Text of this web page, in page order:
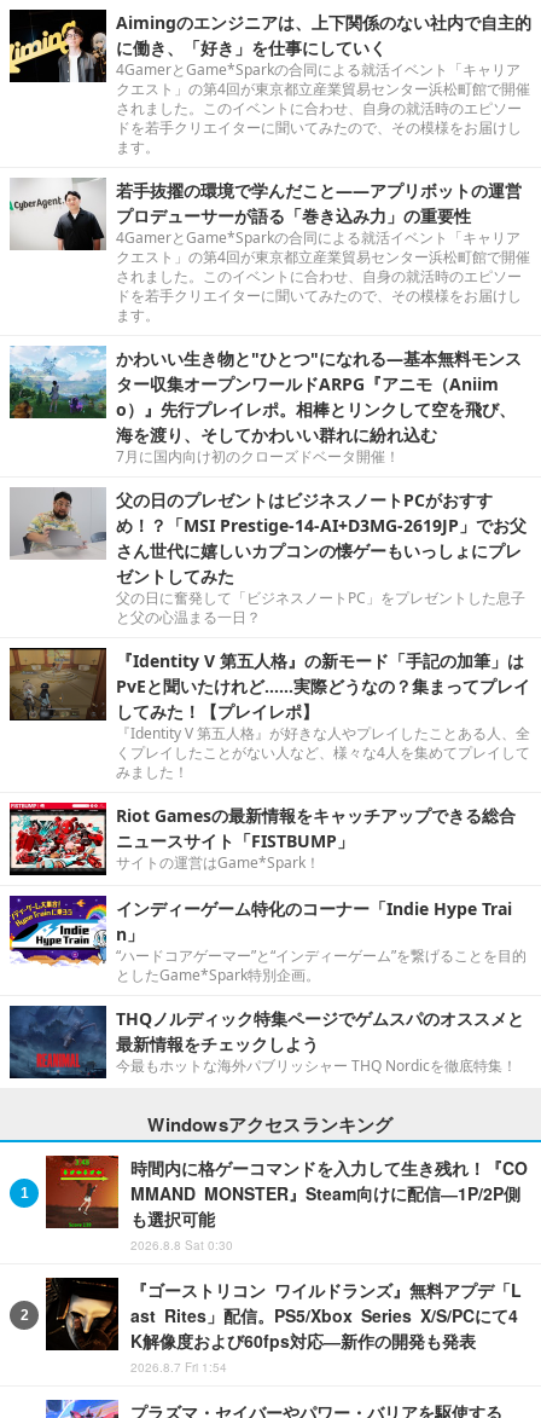
Aimingのエンジニアは、上下関係のない社内で自主的
に働き、「好き」を仕事にしていく
4GamerとGame*Sparkの合同による就活イベント「キャリア
クエスト」の第4回が東京都立産業貿易センター浜松町館で開催
されました。このイベントに合わせ、自身の就活時のエピソー
ドを若手クリエイターに聞いてみたので、その模様をお届けし
ます。
若手抜擢の環境で学んだこと――アプリボットの運営
プロデューサーが語る「巻き込み力」の重要性
4GamerとGame*Sparkの合同による就活イベント「キャリア
クエスト」の第4回が東京都立産業貿易センター浜松町館で開催
されました。このイベントに合わせ、自身の就活時のエピソー
ドを若手クリエイターに聞いてみたので、その模様をお届けし
ます。
かわいい生き物と"ひとつ"になれる―基本無料モンス
ター収集オープンワールドARPG『アニモ（Aniim
o）』先行プレイレポ。相棒とリンクして空を飛び、
海を渡り、そしてかわいい群れに紛れ込む
7月に国内向け初のクローズドベータ開催！
父の日のプレゼントはビジネスノートPCがおすす
め！？「MSI Prestige-14-AI+D3MG-2619JP」でお父
さん世代に嬉しいカプコンの懐ゲーもいっしょにプレ
ゼントしてみた
父の日に奮発して「ビジネスノートPC」をプレゼントした息子
と父の心温まる一日？
『Identity V 第五人格』の新モード「手記の加筆」は
PvEと聞いたけれど……実際どうなの？集まってプレイ
してみた！【プレイレポ】
『Identity V 第五人格』が好きな人やプレイしたことある人、全
くプレイしたことがない人など、様々な4人を集めてプレイして
みました！
Riot Gamesの最新情報をキャッチアップできる総合
ニュースサイト「FISTBUMP」
サイトの運営はGame*Spark！
インディーゲーム特化のコーナー「Indie Hype Trai
n」
“ハードコアゲーマー”と“インディーゲーム”を繋げることを目的
としたGame*Spark特別企画。
THQノルディック特集ページでゲムスパのオススメと
最新情報をチェックしよう
今最もホットな海外パブリッシャー THQ Nordicを徹底特集！
Windowsアクセスランキング
時間内に格ゲーコマンドを入力して生き残れ！『CO
MMAND MONSTER』Steam向けに配信―1P/2P側
も選択可能
2026.8.8 Sat 0:30
『ゴーストリコン ワイルドランズ』無料アプデ「L
ast Rites」配信。PS5/Xbox Series X/S/PCにて4
K解像度および60fps対応―新作の開発も発表
2026.8.7 Fri 1:54
プラズマ・セイバーやパワー・バリアを駆使する